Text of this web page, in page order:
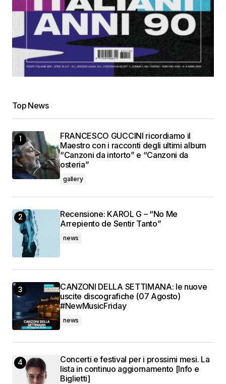
Top News
FRANCESCO GUCCINI ricordiamo il
Maestro con i racconti degli ultimi album
“Canzoni da intorto” e “Canzoni da
osteria”
gallery
Recensione: KAROL G – “No Me
Arrepiento de Sentir Tanto”
news
CANZONI DELLA SETTIMANA: le nuove
uscite discografiche (07 Agosto)
#NewMusicFriday
news
Concerti e festival per i prossimi mesi. La
lista in continuo aggiornamento [Info e
Biglietti]